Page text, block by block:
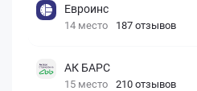
Евроинс
14 место 187 отзывов
АК БАРС
15 место 210 отзывов